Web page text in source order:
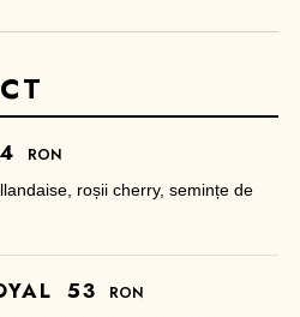
RON
roșii cherry, semințe de
53 RON